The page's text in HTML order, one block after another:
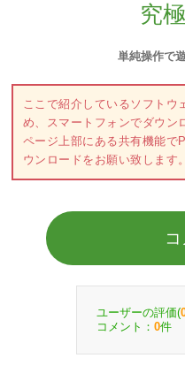
究
単純操作で
ここで紹介しているソフトウ
め、スマートフォンでダウン
ページ上部にある共有機能で
ウンロードをお願い致します。
ユーザーの評価(
コメント： 0件